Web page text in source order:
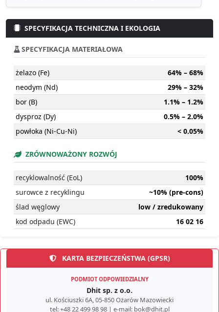
SPECYFIKACJA TECHNICZNA I EKOLOGIA
SPECYFIKACJA MATERIAŁOWA
żelazo (Fe)
64% – 68%
neodym (Nd)
29% – 32%
bor (B)
1.1% – 1.2%
dysproz (Dy)
0.5% – 2.0%
powłoka (Ni-Cu-Ni)
< 0.05%
ZRÓWNOWAŻONY ROZWÓJ
recyklowalność (EoL)
100%
surowce z recyklingu
~10% (pre-cons)
ślad węglowy
low / zredukowany
kod odpadu (EWC)
16 02 16
KARTA BEZPIECZEŃSTWA (GPSR)
PODMIOT ODPOWIEDZIALNY
Dhit sp. z o.o.
ul. Kościuszki 6A, 05-850 Ożarów Mazowiecki
tel: +48 22 499 98 98 | e-mail: bok@dhit.pl